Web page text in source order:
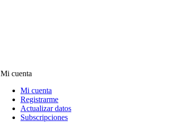
Mi cuenta
Mi cuenta
Registrarme
Actualizar datos
Subscripciones